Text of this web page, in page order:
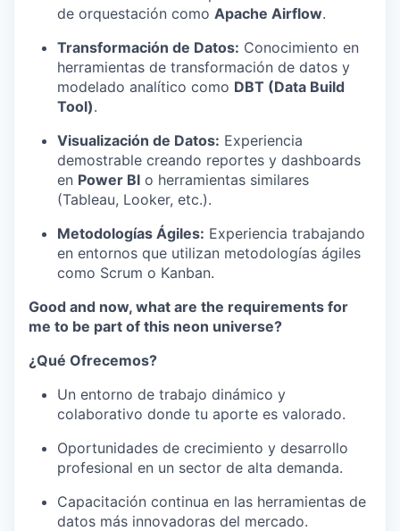
de orquestación como Apache Airflow.
Transformación de Datos: Conocimiento en
herramientas de transformación de datos y
modelado analítico como DBT (Data Build
Tool).
Visualización de Datos: Experiencia
demostrable creando reportes y dashboards
en Power BI o herramientas similares
(Tableau, Looker, etc.).
Metodologías Ágiles: Experiencia trabajando
en entornos que utilizan metodologías ágiles
como Scrum o Kanban.
Good and now, what are the requirements for
me to be part of this neon universe?
¿Qué Ofrecemos?
Un entorno de trabajo dinámico y
colaborativo donde tu aporte es valorado.
Oportunidades de crecimiento y desarrollo
profesional en un sector de alta demanda.
Capacitación continua en las herramientas de
datos más innovadoras del mercado.